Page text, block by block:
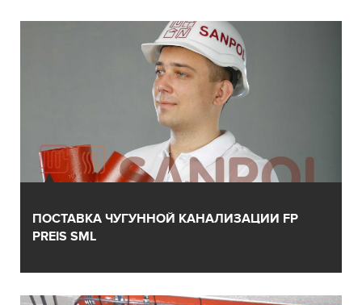
ПОСТАВКА ЧУГУННОЙ КАНАЛИЗАЦИИ FP
PREIS SML